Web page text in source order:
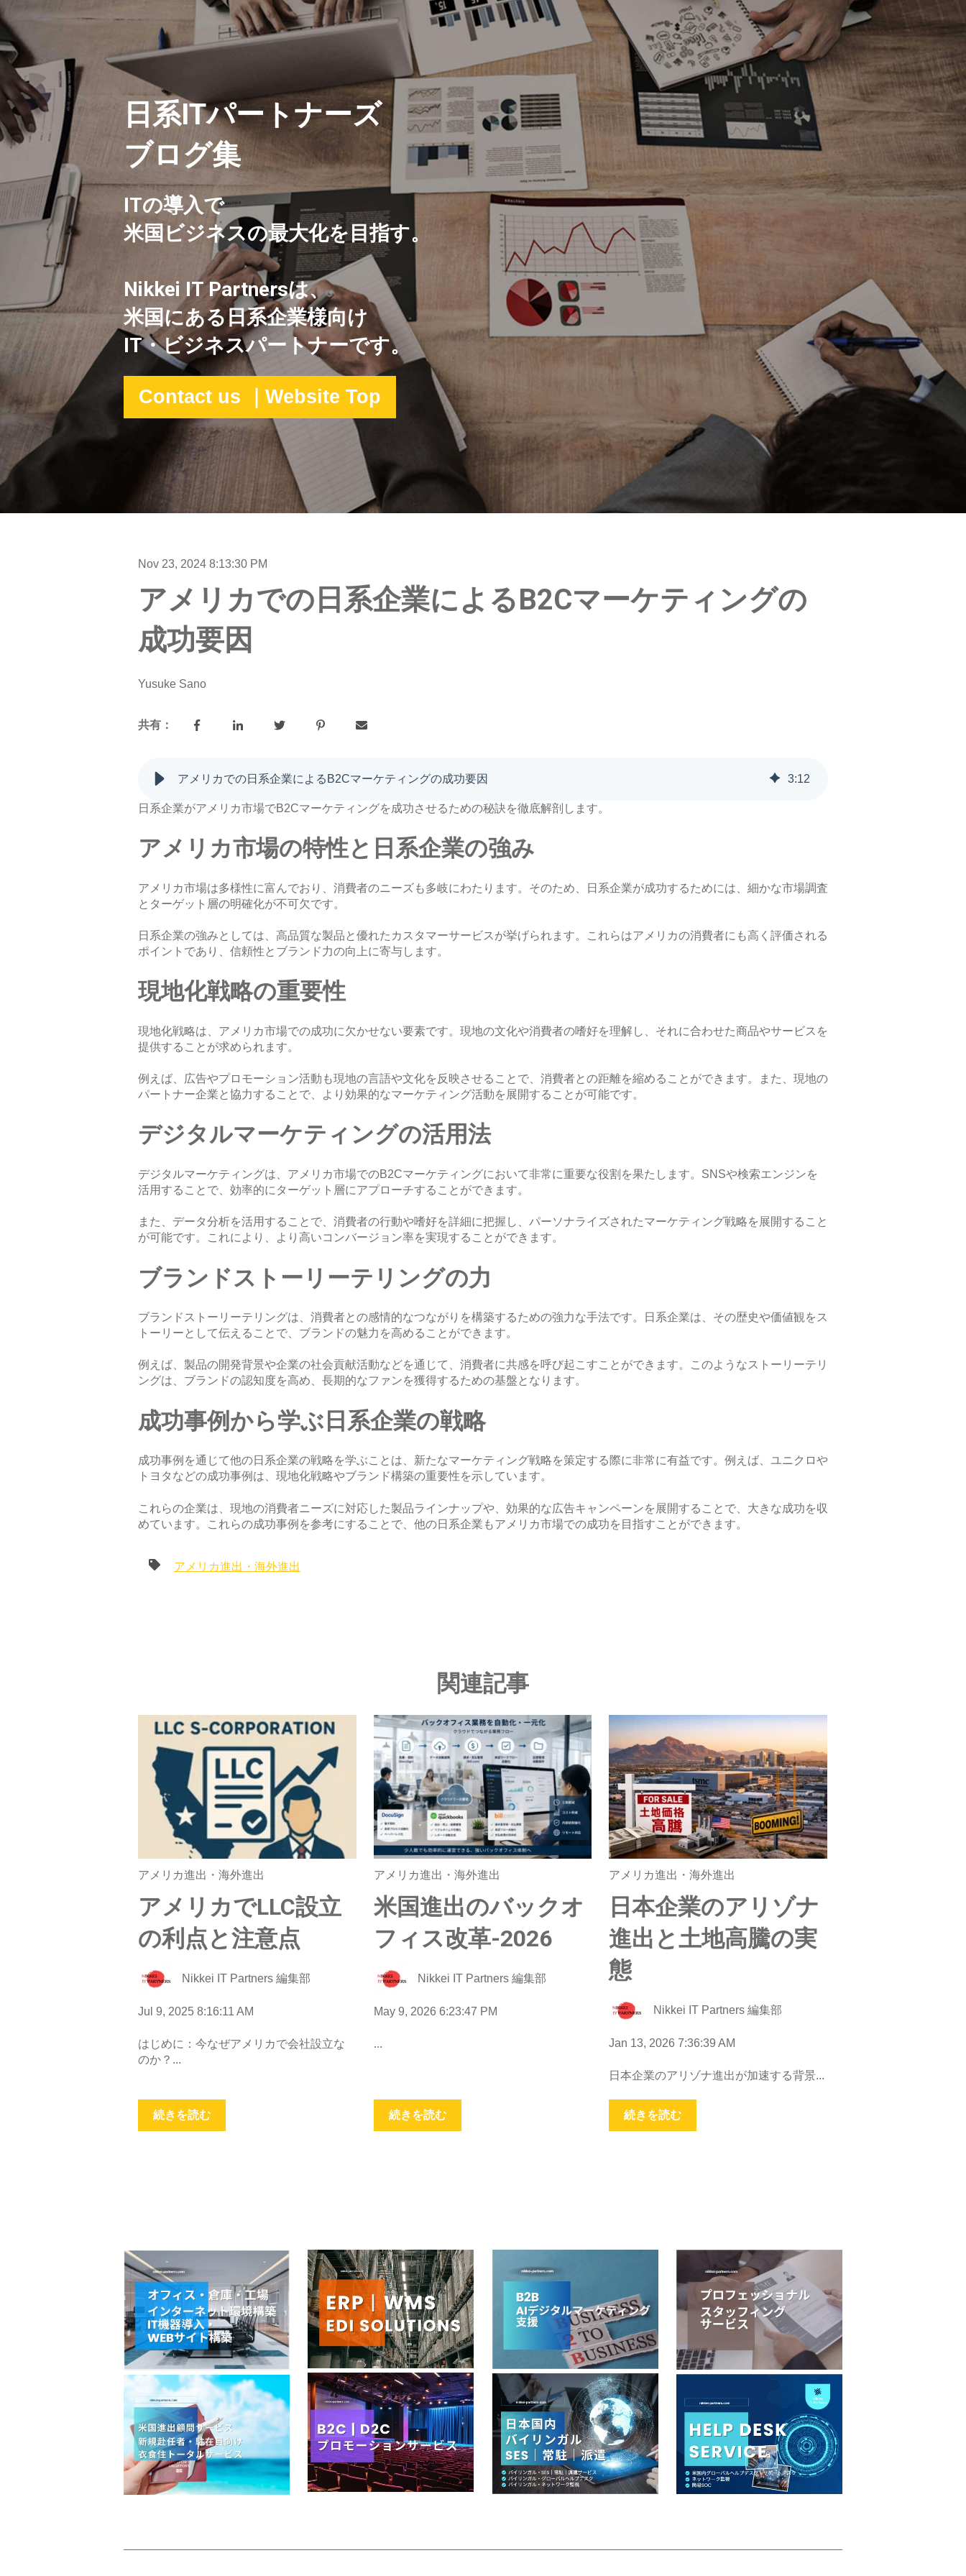
日系ITパートナーズ
ブログ集
ITの導入で
米国ビジネスの最大化を目指す。
Nikkei IT Partnersは、
米国にある日系企業様向け
IT・ビジネスパートナーです。
Contact us ｜Website Top
Nov 23, 2024 8:13:30 PM
アメリカでの日系企業によるB2Cマーケティングの
成功要因
Yusuke Sano
共有：
アメリカでの日系企業によるB2Cマーケティングの成功要因 3:12
日系企業がアメリカ市場でB2Cマーケティングを成功させるための秘訣を徹底解剖します。
アメリカ市場の特性と日系企業の強み
アメリカ市場は多様性に富んでおり、消費者のニーズも多岐にわたります。そのため、日系企業が成功するためには、細かな市場調査
とターゲット層の明確化が不可欠です。
日系企業の強みとしては、高品質な製品と優れたカスタマーサービスが挙げられます。これらはアメリカの消費者にも高く評価される
ポイントであり、信頼性とブランド力の向上に寄与します。
現地化戦略の重要性
現地化戦略は、アメリカ市場での成功に欠かせない要素です。現地の文化や消費者の嗜好を理解し、それに合わせた商品やサービスを
提供することが求められます。
例えば、広告やプロモーション活動も現地の言語や文化を反映させることで、消費者との距離を縮めることができます。また、現地の
パートナー企業と協力することで、より効果的なマーケティング活動を展開することが可能です。
デジタルマーケティングの活用法
デジタルマーケティングは、アメリカ市場でのB2Cマーケティングにおいて非常に重要な役割を果たします。SNSや検索エンジンを
活用することで、効率的にターゲット層にアプローチすることができます。
また、データ分析を活用することで、消費者の行動や嗜好を詳細に把握し、パーソナライズされたマーケティング戦略を展開すること
が可能です。これにより、より高いコンバージョン率を実現することができます。
ブランドストーリーテリングの力
ブランドストーリーテリングは、消費者との感情的なつながりを構築するための強力な手法です。日系企業は、その歴史や価値観をス
トーリーとして伝えることで、ブランドの魅力を高めることができます。
例えば、製品の開発背景や企業の社会貢献活動などを通じて、消費者に共感を呼び起こすことができます。このようなストーリーテリ
ングは、ブランドの認知度を高め、長期的なファンを獲得するための基盤となります。
成功事例から学ぶ日系企業の戦略
成功事例を通じて他の日系企業の戦略を学ぶことは、新たなマーケティング戦略を策定する際に非常に有益です。例えば、ユニクロや
トヨタなどの成功事例は、現地化戦略やブランド構築の重要性を示しています。
これらの企業は、現地の消費者ニーズに対応した製品ラインナップや、効果的な広告キャンペーンを展開することで、大きな成功を収
めています。これらの成功事例を参考にすることで、他の日系企業もアメリカ市場での成功を目指すことができます。
アメリカ進出・海外進出
関連記事
アメリカ進出・海外進出
アメリカでLLC設立
の利点と注意点
Nikkei IT Partners 編集部
Jul 9, 2025 8:16:11 AM
はじめに：今なぜアメリカで会社設立な
のか？...
続きを読む
アメリカ進出・海外進出
米国進出のバックオ
フィス改革-2026
Nikkei IT Partners 編集部
May 9, 2026 6:23:47 PM
...
続きを読む
アメリカ進出・海外進出
日本企業のアリゾナ
進出と土地高騰の実
態
Nikkei IT Partners 編集部
Jan 13, 2026 7:36:39 AM
日本企業のアリゾナ進出が加速する背景...
続きを読む